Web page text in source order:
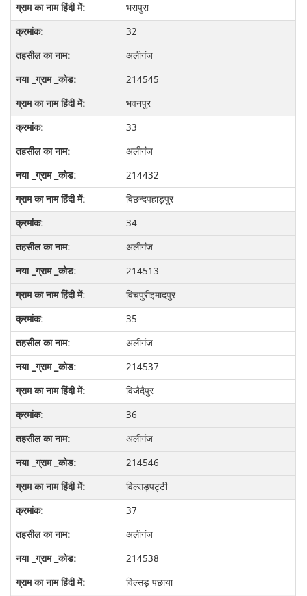
भरापुरा
32
अलीगंज
214545
भवनपुर
33
अलीगंज
214432
विछन्दपहाड़पुर
34
अलीगंज
214513
विचपुरीइमादपुर
35
अलीगंज
214537
विजैदैपुर
36
अलीगंज
214546
विल्सड़पट्टी
37
अलीगंज
214538
विल्सड़ पछाया